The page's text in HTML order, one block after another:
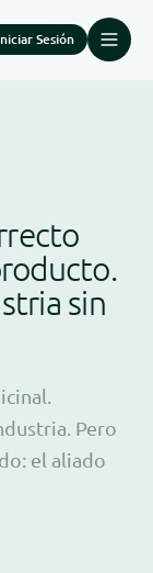
Sesión
sin
Pero
el aliado